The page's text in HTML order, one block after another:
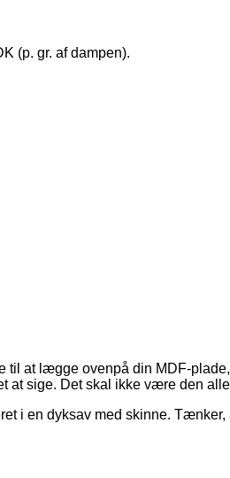
(p. gr. af dampen).
til at lægge ovenpå din MDF-
at sige. Det skal ikke være den
i en dyksav med skinne.